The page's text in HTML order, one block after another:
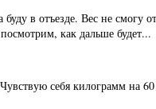
в отъезде. Вес не смогу
как дальше будет...
себя килограмм на